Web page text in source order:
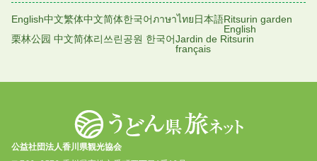
English中文繁体中文简体한국어ภาษาไทย日本語Ritsurin garden
English
栗林公园 中文简体리쓰린공원 한국어Jardin de Ritsurin
français
公益社団法人香川県観光協会